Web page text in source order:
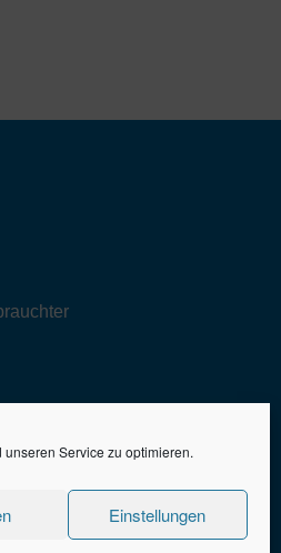
Service zu optimieren.
Einstellungen